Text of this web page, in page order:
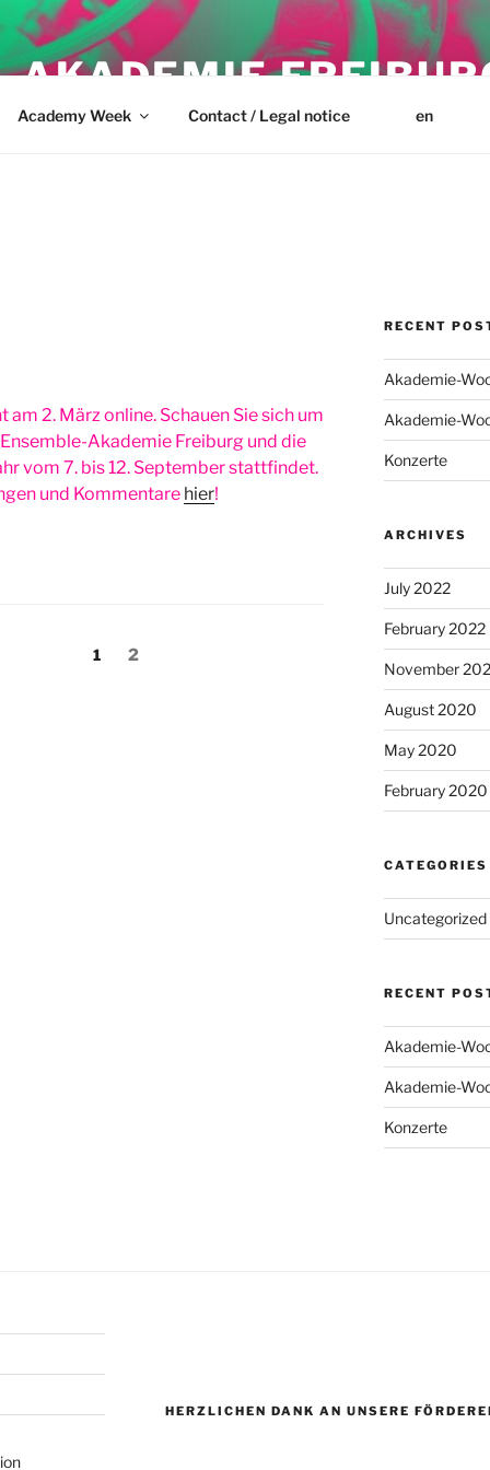
AKADEMIE
Academy Week Contact / Legal notice en
2. März online. Schauen Sie sich um
Akademie Freiburg und die
vom 7. bis 12. September stattfindet.
und Kommentare hier!
Page
1 Page
2
RECENT
Akademie-
Akademie-
Konzerte
ARCHIVES
July 2022
February 2022
November
August 2020
May 2020
February 2020
CATEGORIES
Uncategorized
RECENT
Akademie-
Akademie-
Konzerte
HERZLICHEN DANK AN UNSERE